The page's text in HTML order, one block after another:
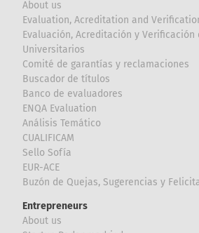
About us
Evaluation, Acreditation and
Evaluación, Acreditación y Verificación
Universitarios
Comité de garantías y reclamaciones
Buscador de títulos
Banco de evaluadores
ENQA Evaluation
Análisis Temático
CUALIFICAM
Sello Sofía
EUR-ACE
Buzón de Quejas, Sugerencias y
Entrepreneurs
About us